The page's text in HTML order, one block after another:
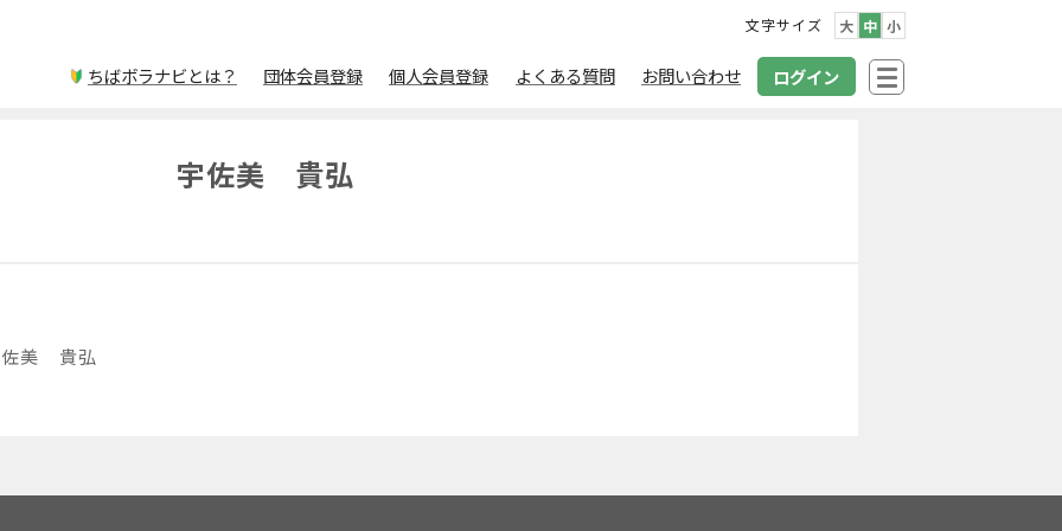
文字サイズ 大 中 小
ちばボラナビとは？ 団体会員登録 個人会員登録 よくある質問 お問い合わせ ログイン
宇佐美 貴弘
美 貴弘